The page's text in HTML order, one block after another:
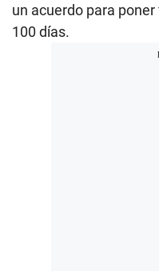
un acuerdo para
100 días.